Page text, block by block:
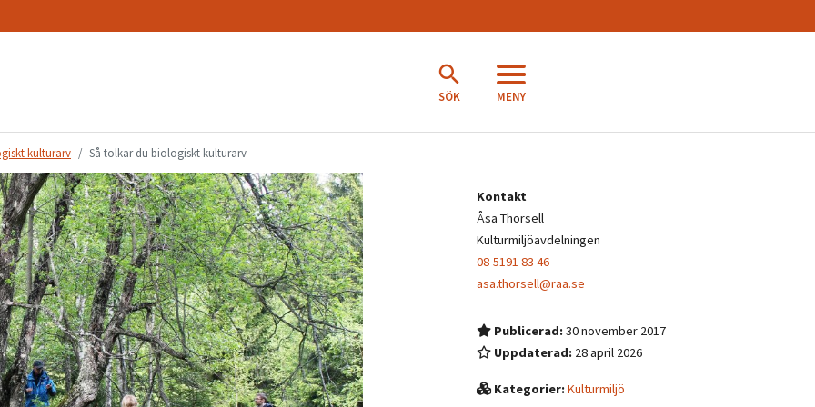
SÖK MENY
kulturarv Så tolkar du biologiskt kulturarv
Kontakt
Åsa Thorsell
Kulturmiljöavdelningen
08-5191 83 46
asa.thorsell@raa.se
Publicerad:30 november 2017
Uppdaterad: 28 april 2026
Kategorier:Kulturmiljö